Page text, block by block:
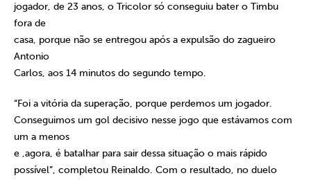
jogador, de 23 anos, o Tricolor só conseguiu bater o Timbu
fora de
casa, porque não se entregou após a expulsão do zagueiro
Antonio
Carlos, aos 14 minutos do segundo tempo.
“Foi a vitória da superação, porque perdemos um jogador.
Conseguimos um gol decisivo nesse jogo que estávamos com
um a menos
e ,agora, é batalhar para sair dessa situação o mais rápido
possível”, completou Reinaldo. Com o resultado, no duelo